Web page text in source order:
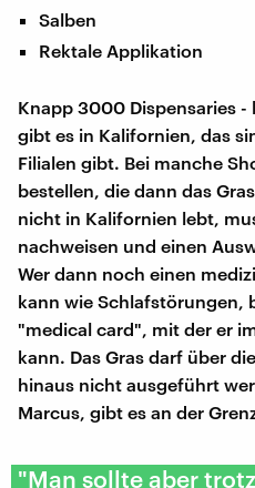
Salben
Rektale Applikation
Knapp 3000 Dispensaries -
gibt es in Kalifornien, das
Filialen gibt. Bei manche
bestellen, die dann das
nicht in Kalifornien lebt,
nachweisen und einen
Wer dann noch einen
kann wie Schlafstörungen,
"medical card", mit der er
kann. Das Gras darf über
hinaus nicht ausgeführt
Marcus, gibt es an der
"Man sollte aber